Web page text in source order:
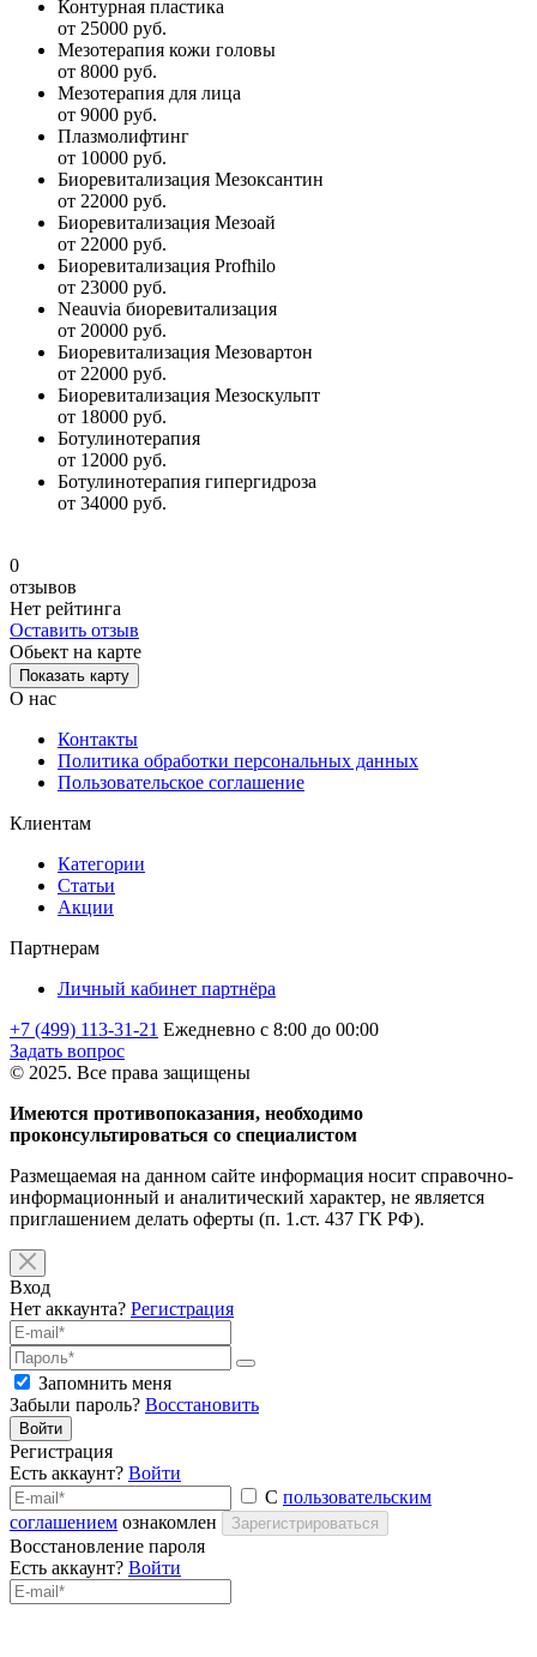
Контурная пластика
от 25000 руб.
Мезотерапия кожи головы
от 8000 руб.
Мезотерапия для лица
от 9000 руб.
Плазмолифтинг
от 10000 руб.
Биоревитализация Мезоксантин
от 22000 руб.
Биоревитализация Мезоай
от 22000 руб.
Биоревитализация Profhilo
от 23000 руб.
Neauvia биоревитализация
от 20000 руб.
Биоревитализация Мезовартон
от 22000 руб.
Биоревитализация Мезоскульпт
от 18000 руб.
Ботулинотерапия
от 12000 руб.
Ботулинотерапия гипергидроза
от 34000 руб.
0
отзывов
Нет рейтинга
Оставить отзыв
Обьект на карте
Показать карту
О нас
Контакты
Политика обработки персональных данных
Пользовательское соглашение
Клиентам
Категории
Статьи
Акции
Партнерам
Личный кабинет партнёра
+7 (499) 113-31-21 Ежедневно с 8:00 до 00:00
Задать вопрос
© 2025. Все права защищены
Имеются противопоказания, необходимо
проконсультироваться со специалистом
Размещаемая на данном сайте информация носит справочно-
информационный и аналитический характер, не является
приглашением делать оферты (п. 1.ст. 437 ГК РФ).
Вход
Нет аккаунта? Регистрация
Запомнить меня
Забыли пароль? Восстановить
Войти
Регистрация
Есть аккаунт? Войти
С пользовательским
соглашением ознакомлен Зарегистрироваться
Восстановление пароля
Есть аккаунт? Войти